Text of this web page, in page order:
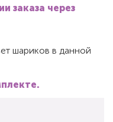
заказа через
шариков в данной